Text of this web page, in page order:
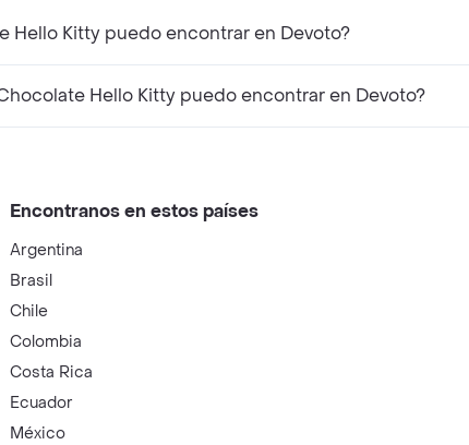
Hello Kitty puedo encontrar en Devoto?
Hello Kitty puedo encontrar en Devoto?
Encontranos en estos países
Argentina
Brasil
Chile
Colombia
Costa Rica
Ecuador
México